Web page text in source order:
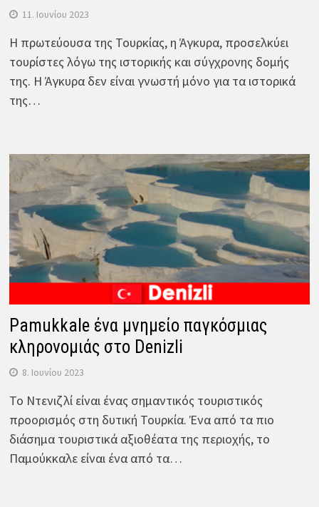
11. Ιουνίου 2023
Η πρωτεύουσα της Τουρκίας, η Άγκυρα, προσελκύει
τουρίστες λόγω της ιστορικής και σύγχρονης δομής
της. Η Άγκυρα δεν είναι γνωστή μόνο για τα ιστορικά
της…
Pamukkale ένα μνημείο παγκόσμιας
κληρονομιάς στο Denizli
8. Ιουνίου 2023
Το Ντενιζλί είναι ένας σημαντικός τουριστικός
προορισμός στη δυτική Τουρκία. Ένα από τα πιο
διάσημα τουριστικά αξιοθέατα της περιοχής, το
Παμούκκαλε είναι ένα από τα…